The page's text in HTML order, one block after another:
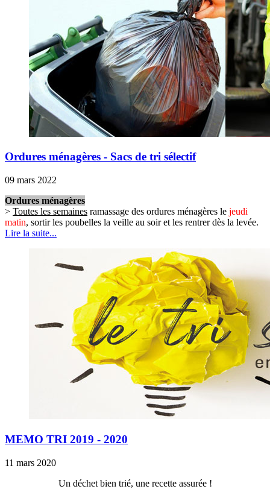
Ordures ménagères - Sacs de tri sélectif
09 mars 2022
Ordures ménagères
> Toutes les semaines ramassage des ordures ménagères le jeudi
matin, sortir les poubelles la veille au soir et les rentrer dès la levée.
Lire la suite...
MEMO TRI 2019 - 2020
11 mars 2020
Un déchet bien trié, une recette assurée !